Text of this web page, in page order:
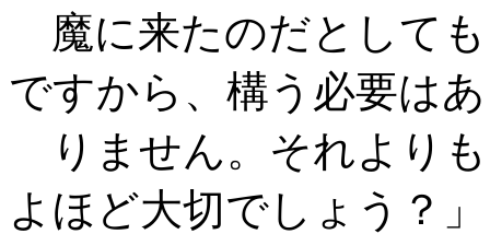
魔に来たのだとして
ですから、構う必要はあ
りません。それより
よほど大切でしょう？」